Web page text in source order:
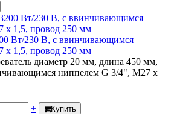
Вт/230 В, с ввинчивающимся
х 1,5, провод 250 мм
диаметр 20 мм, длина 450 мм,
ниппелем G 3/4", M27 х
+ Купить